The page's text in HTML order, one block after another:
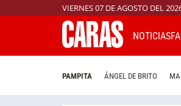
VIERNES 07 DE AGOSTO DEL
NOTICIAS
PAMPITA ÁNGEL DE BRITO